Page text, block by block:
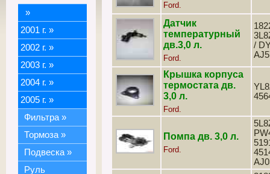
»
2001 г. »
2002 г. »
2003 г. »
2004 г. »
2005 г. »
Фильтра »
Тормоза »
Подвеска »
Руль
Ford.
Датчик
температурный
дв.3,0 л.
Ford.
/
Крышка корпуса
термостата дв.
3,0 л.
Ford.
Помпа дв. 3,0 л.
Ford.